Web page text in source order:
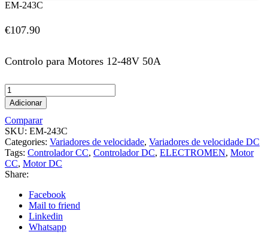
EM-243C
€107.90
Controlo para Motores 12-48V 50A
Adicionar
Comparar
SKU: EM-243C
Categories: Variadores de velocidade, Variadores de velocidade DC
Tags: Controlador CC, Controlador DC, ELECTROMEN, Motor
CC, Motor DC
Share:
Facebook
Mail to friend
Linkedin
Whatsapp